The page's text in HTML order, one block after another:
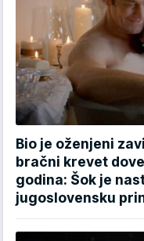
Bio je oženjeni
bračni krevet
godina: Šok je
jugoslovensku